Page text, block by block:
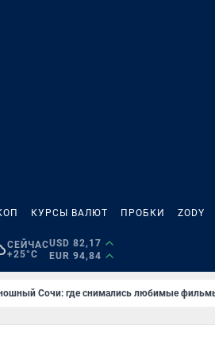
КУРСЫ ВАЛЮТ ПРОБКИ ZODY
СЕЙЧАС
+25°C
USD 82,17
EUR 94,84
Сочи: где снимались любимые